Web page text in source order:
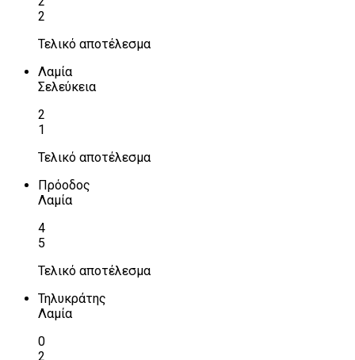
2
Τελικό αποτέλεσμα
Λαμία
Σελεύκεια
2
1
Τελικό αποτέλεσμα
Πρόοδος
Λαμία
4
5
Τελικό αποτέλεσμα
Τηλυκράτης
Λαμία
0
2